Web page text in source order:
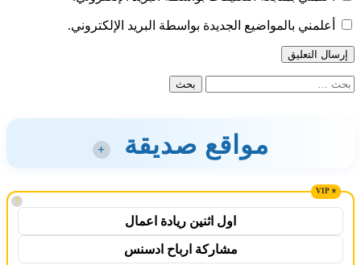
أعلمني بالمواضيع الجديدة بواسطة البريد الإلكتروني.
البحث
مواقع صديقة +
!
اول اثنين ريادة اعمال
مشاركة ارباح ادسنس